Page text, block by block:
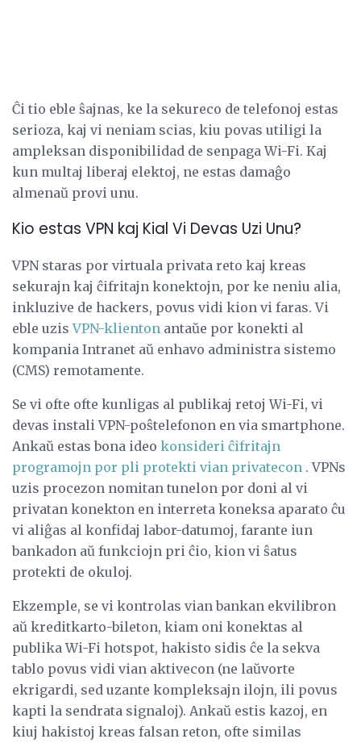
Ĉi tio eble ŝajnas, ke la sekureco de telefonoj estas
serioza, kaj vi neniam scias, kiu povas utiligi la
ampleksan disponibilidad de senpaga Wi-Fi. Kaj
kun multaj liberaj elektoj, ne estas damaĝo
almenaŭ provi unu.
Kio estas VPN kaj Kial Vi Devas Uzi Unu?
VPN staras por virtuala privata reto kaj kreas
sekurajn kaj ĉifritajn konektojn, por ke neniu alia,
inkluzive de hackers, povus vidi kion vi faras. Vi
eble uzisVPN-klienton antaŭe por konekti al
kompania Intranet aŭ enhavo administra sistemo
(CMS) remotamente.
Se vi ofte ofte kunligas al publikaj retoj Wi-Fi, vi
devas instali VPN-poŝtelefonon en via smartphone.
Ankaŭ estas bona ideo konsideri ĉifritajn
programojn por pli protekti vian privatecon . VPNs
uzis procezon nomitan tunelon por doni al vi
privatan konekton en interreta koneksa aparato ĉu
vi aliĝas al konfidaj labor-datumoj, farante iun
bankadon aŭ funkciojn pri ĉio, kion vi ŝatus
protekti de okuloj.
Ekzemple, se vi kontrolas vian bankan ekvilibron
aŭ kreditkarto-bileton, kiam oni konektas al
publika Wi-Fi hotspot, hakisto sidis ĉe la sekva
tablo povus vidi vian aktivecon (ne laŭvorte
ekrigardi, sed uzante kompleksajn ilojn, ili povus
kapti la sendrata signaloj). Ankaŭ estis kazoj, en
kiuj hakistoj kreas falsan reton, ofte similas